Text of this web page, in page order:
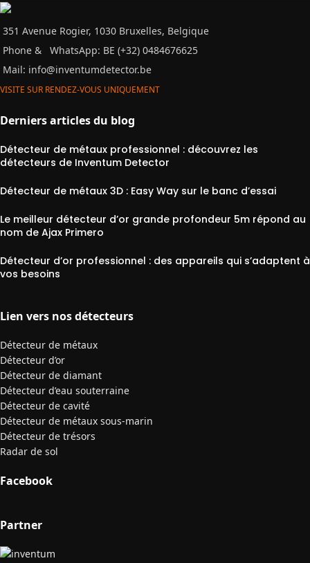
351 Avenue Rogier, 1030 Bruxelles, Belgique
Phone &
WhatsApp: BE (+32) 0484676625
Mail: info@inventumdetector.be
VISITE SUR RENDEZ-VOUS UNIQUEMENT
Derniers articles du blog
Détecteur de métaux professionnel : découvrez les
détecteurs de Inventum Detector
Détecteur de métaux 3D : Easy Way sur le banc d’essai
Le meilleur détecteur d’or grande profondeur 5m répond au
nom de Ajax Primero
Détecteur d’or professionnel : des appareils qui s’adaptent à
vos besoins
Lien vers nos détecteurs
Détecteur de métaux
Détecteur d’or
Détecteur de diamant
Détecteur d’eau souterraine
Détecteur de cavité
Détecteur de métaux sous-marin
Détecteur de trésors
Radar de sol
Facebook
Partner